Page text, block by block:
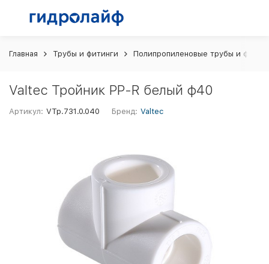
Главная Трубы и фитинги Полипропиленовые трубы и
Valtec Тройник PP-R белый ф40
Артикул: VTp.731.0.040 Бренд: Valtec